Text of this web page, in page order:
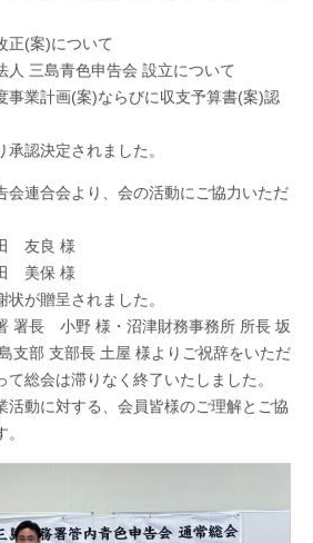
(案)について
三島青色申告会 設立について
業計画(案)ならびに収支予算書(案)認
認決定されました。
連合会より、会の活動にご協力いただ
良 様
美保 様
が贈呈されました。
署長 小野 様・沼津財務事務所 所長 坂
支部 支部長 土屋 様よりご祝辞をいただ
て総会は滞りなく終了いたしました。
動に対する、会員皆様のご理解とご協